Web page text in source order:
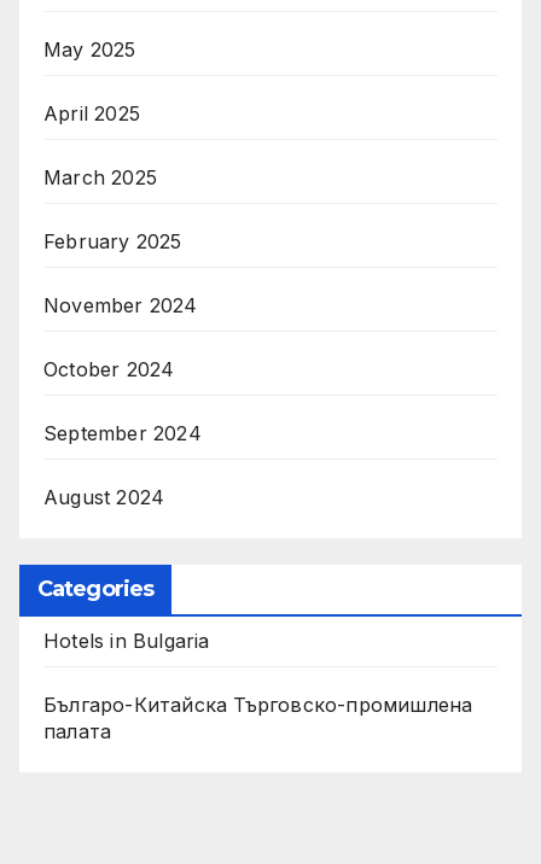
May 2025
April 2025
March 2025
February 2025
November 2024
October 2024
September 2024
August 2024
Categories
Hotels in Bulgaria
Българо-Китайска Търговско-промишлена
палaта